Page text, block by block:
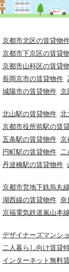
京都市北区の賃貸物
京都市下京区の賃貸
京都市山科区の賃貸
長岡京市の賃貸物件
城陽市の賃貸物件 京
北山駅の賃貸物件 北
京都市役所前駅の賃
五条駅の賃貸物件 京
円町駅の賃貸物件
丹波橋駅の賃貸物件
京都市営地下鉄烏丸
湖西線の賃貸物件 奈
京福電気鉄道嵐山本
デザイナーズマンシ
二人暮らし向け賃貸
インターネット無料